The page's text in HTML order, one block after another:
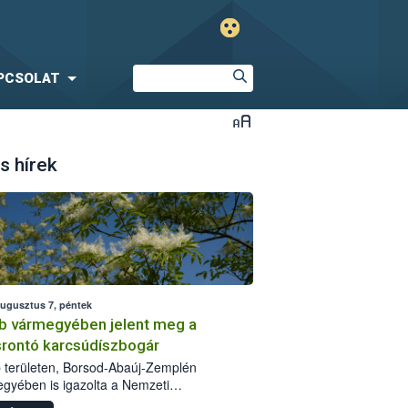
hírek
7, péntek
vármegyében jelent meg a
karcsúdíszbogár
területen, Borsod-Abaúj-Zemplén
is igazolta a Nemzeti
biztonsági Hivatal (Nébih) a